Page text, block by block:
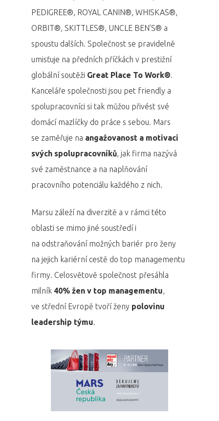
PEDIGREE®, ROYAL CANIN®, WHISKAS®,
ORBIT®, SKITTLES®, UNCLE BEN’S® a
spoustu dalších. Společnost se pravidelně
umisťuje na předních příčkách v prestižní
globální soutěži Great Place To Work®.
Kanceláře společnosti jsou pet friendly a
spolupracovníci si tak můžou přivést své
domácí mazlíčky do práce s sebou. Mars
se zaměřuje na angažovanost a motivaci
svých spolupracovníků, jak firma nazývá
své zaměstnance a na naplňování
pracovního potenciálu každého z nich.
Marsu záleží na diverzitě a v rámci této
oblasti se mimo jiné soustředí i
na odstraňování možných bariér pro ženy
na jejich kariérní cestě do top managementu
firmy. Celosvětově společnost přesáhla
milník 40% žen v top managementu,
ve střední Evropě tvoří ženy polovinu
leadership týmu.